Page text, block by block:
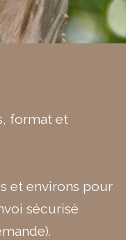
format et
et environs pour
sécurisé